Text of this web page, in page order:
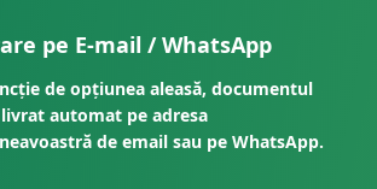
pe E-mail / WhatsApp
de opțiunea aleasă, documentul
automat pe adresa
de email sau pe WhatsApp.